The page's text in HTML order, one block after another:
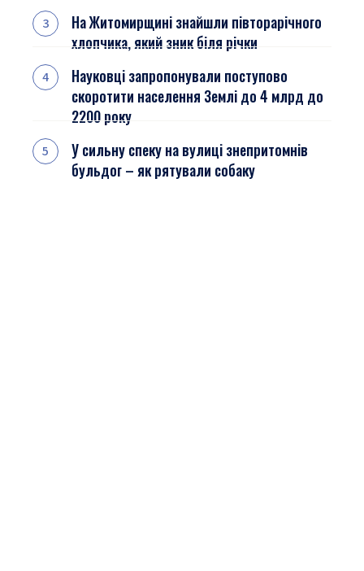
На Житомирщині знайшли півторарічного
хлопчика, який зник біля річки
Науковці запропонували поступово
скоротити населення Землі до 4 млрд до
2200 року
У сильну спеку на вулиці знепритомнів
бульдог – як рятували собаку